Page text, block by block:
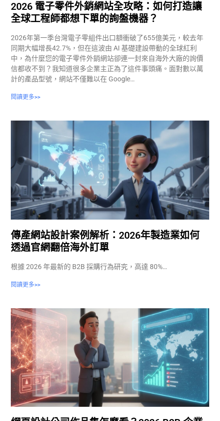
2026 電子零件外銷網站全攻略：如何打造讓
全球工程師都想下單的詢盤機器？
2026年第一季台灣電子零組件出口額衝破了655億美元，較去年
同期大幅增長42.7%，但在這波由 AI 基礎建設帶動的全球紅利
中，為什麼您的電子零件外銷網站卻連一封來自海外大廠的詢價
信都收不到？我知道很多企業主正為了這件事頭痛。面對數以萬
計的產品型號，網站不僅難以在 Google…
閱讀更多>>
傳產網站設計案例解析：2026年製造業如何
透過官網翻倍海外訂單
根據 2026 年最新的 B2B 採購行為研究，高達 80%…
閱讀更多>>